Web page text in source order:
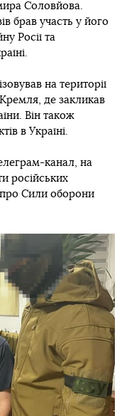
Соловйова.
брав участь у його
Росії та
на території
Кремля, де закликав
Він також
в Україні.
канал, на
російських
Сили оборони